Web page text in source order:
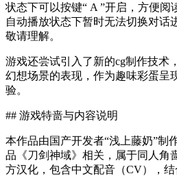
状态下可以按键“ A ”开启，方便阅
自动播放状态下暂时无法切换对话
敬请理解。
游戏还尝试引入了新的cg制作技术
幻想场景的表现，作为趣味彩蛋呈
验。
## 游戏特啬与内容说明
本作品由国产开发者“浅上藤奶”制
品《刀剑神域》相关，属于同人角
方汉化，包含中文配音（CV），